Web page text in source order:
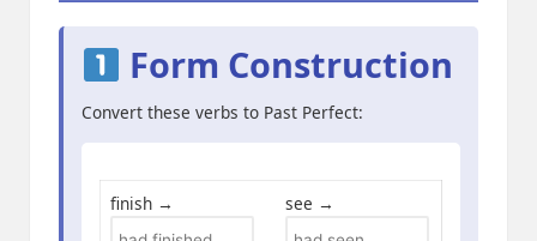
Form Construction
Convert these verbs to Past Perfect:
finish → see →